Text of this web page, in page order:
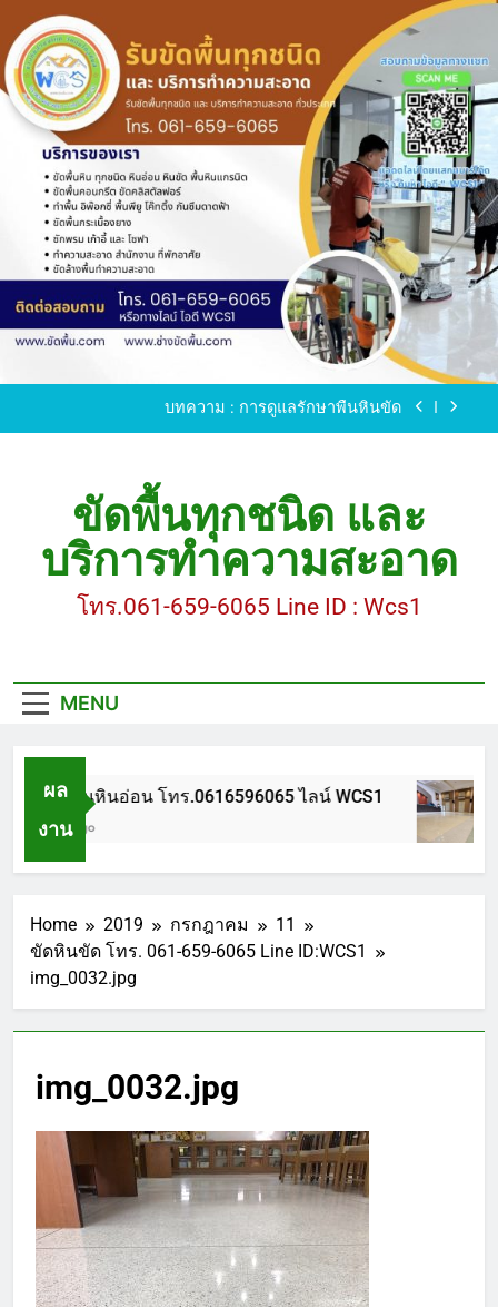
to
content
ขัดพื้นหินขัด อบต.แหลมบัวนครปฐม
ขัดพื้นหินอ่อน โทร.0616596065 ไลน์ WCS1
บทความ : การดูแลรักษาพื้นหินขัด
ขัดพื้นหินขัด อบต.แหลมบัวนครปฐม
ขัดพื้นหินอ่อน โทร.0616596065 ไลน์ WCS1
บทความ : การดูแลรักษาพื้นหินขัด
ขัดพื้นทุกชนิด และ
บริการทำความสะอาด
โทร.061-659-6065 Line ID : Wcs1
MENU
ผล
งาน
ขัดพื้นหินอ่อน โทร.0616596065 ไลน์ WCS1
1 ปี Ago
Home 2019 กรกฎาคม
11
ขัดหินขัด โทร. 061-659-6065 Line ID:WCS1
img_0032.jpg
img_0032.jpg